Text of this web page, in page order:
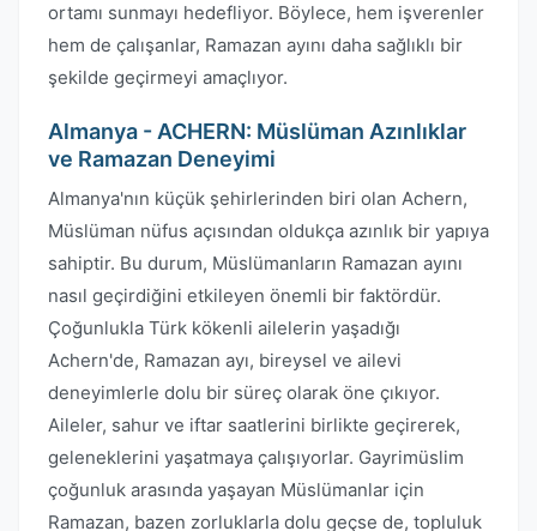
ortamı sunmayı hedefliyor. Böylece, hem işverenler
hem de çalışanlar, Ramazan ayını daha sağlıklı bir
şekilde geçirmeyi amaçlıyor.
Almanya - ACHERN: Müslüman Azınlıklar
ve Ramazan Deneyimi
Almanya'nın küçük şehirlerinden biri olan Achern,
Müslüman nüfus açısından oldukça azınlık bir yapıya
sahiptir. Bu durum, Müslümanların Ramazan ayını
nasıl geçirdiğini etkileyen önemli bir faktördür.
Çoğunlukla Türk kökenli ailelerin yaşadığı
Achern'de, Ramazan ayı, bireysel ve ailevi
deneyimlerle dolu bir süreç olarak öne çıkıyor.
Aileler, sahur ve iftar saatlerini birlikte geçirerek,
geleneklerini yaşatmaya çalışıyorlar. Gayrimüslim
çoğunluk arasında yaşayan Müslümanlar için
Ramazan, bazen zorluklarla dolu geçse de, topluluk